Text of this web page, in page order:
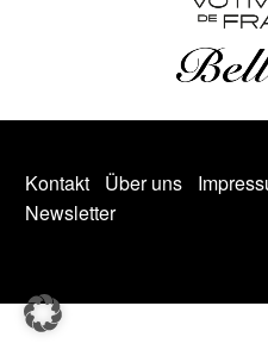
Kontakt Über uns
Newsletter